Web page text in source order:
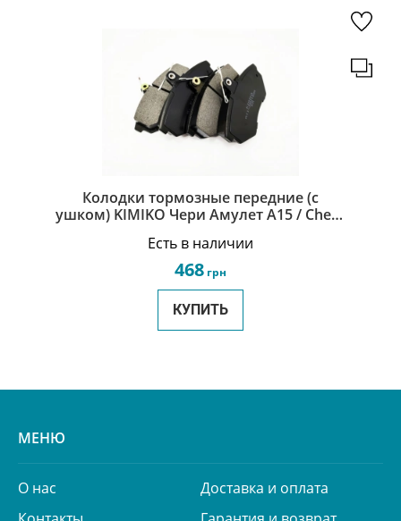
Колодки тормозные передние (с
ушком) KIMIKO Чери Амулет А15 / Chery
Есть в наличии
468 грн
КУПИТЬ
МЕНЮ
О нас
Доставка и оплата